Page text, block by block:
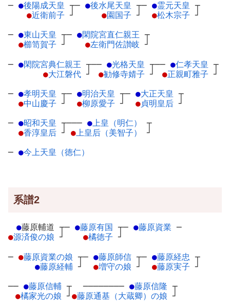
─ ●後陽成天皇 ┬
●近衛前子 ┘
─ ●後水尾天皇 ┬
●園国子 ┘
─ ●霊元天皇 ┬
●松木宗子 ┘
─ ●東山天皇 ┬
●櫛笥賀子 ┘
─ ●閑院宮直仁親王 ┬
●左衛門佐讃岐 ┘
─ ●閑院宮典仁親王 ┬
●大江磐代 ┘
── ●光格天皇 ┬
●勧修寺婧子 ┘
── ●仁孝天皇 ┬
●正親町雅子 ┘
─ ●孝明天皇 ┬
●中山慶子 ┘
─ ●明治天皇 ┬
●柳原愛子 ┘
─ ●大正天皇 ┬
●貞明皇后 ┘
─ ●昭和天皇 ┬
●香淳皇后 ┘
─── ●上皇（明仁）
┬
●上皇后（美智子） ┘
─ ●今上天皇（徳仁）
系譜2
●藤原輔道 ┬
●源済俊の娘 ┘
─ ●藤原有国
┬
●橘徳子 ┘
─ ●藤原資業 ─
─ ●藤原資業の娘 ┬
●藤原経輔 ┘
─ ●藤原師信 ┬
●増守の娘 ┘
─ ●藤原経忠 ┬
●藤原実子 ┘
── ●藤原信輔 ┬
●橘家光の娘 ┘
──────── ●藤原信隆 ┬
●藤原通基（大蔵卿）の娘 ┘